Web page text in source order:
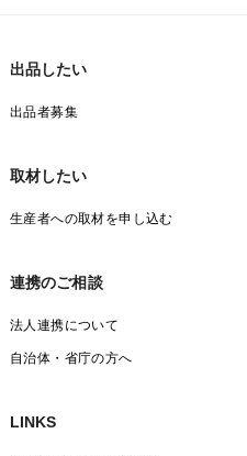
出品したい
出品者募集
取材したい
生産者への取材を申し込む
連携のご相談
法人連携について
自治体・省庁の方へ
LINKS